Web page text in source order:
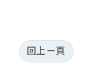
回上ㄧ頁